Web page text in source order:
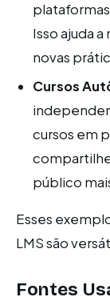
Isso ajuda
novas
Cursos
cursos em
público
Esses
LMS são
Fontes